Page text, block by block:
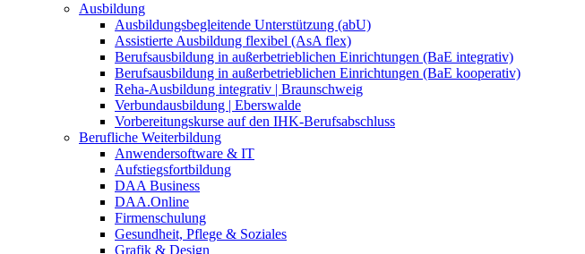
Ausbildung
Ausbildungsbegleitende Unterstützung (abU)
Assistierte Ausbildung flexibel (AsA flex)
Berufsausbildung in außerbetrieblichen Einrichtungen (BaE integrativ)
Berufsausbildung in außerbetrieblichen Einrichtungen (BaE kooperativ)
Reha-Ausbildung integrativ | Braunschweig
Verbundausbildung | Eberswalde
Vorbereitungskurse auf den IHK-Berufsabschluss
Berufliche Weiterbildung
Anwendersoftware & IT
Aufstiegsfortbildung
DAA Business
DAA.Online
Firmenschulung
Gesundheit, Pflege & Soziales
Grafik & Design